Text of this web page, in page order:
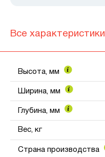
Все характеристики
Высота, мм
Ширина, мм
Глубина, мм
Вес, кг
Страна производства